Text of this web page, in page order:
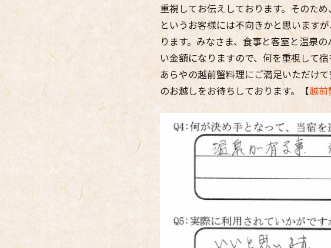
重視してお伝えしております。そのた
というお客様には不向きかと思います
ります。みなさま、食事と客室と温泉
い金額になりますので、何を重視して
あらやの越前蟹料理にご満足いただけ
のお越しをお待ちしております。【越前